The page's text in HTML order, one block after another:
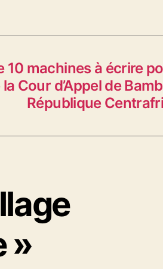
10 machines à écrire
Cour d’Appel de
République
»